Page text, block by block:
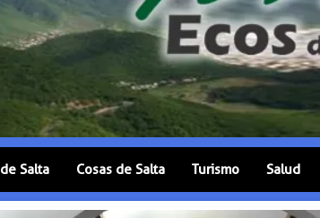
Salta Cosas de Salta Turismo Salud